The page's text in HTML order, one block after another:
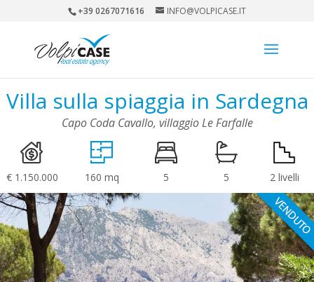
+39 0267071616 INFO@VOLPICASE.IT
Villa sulla spiaggia in Sardegna
Capo Coda Cavallo, villaggio Le Farfalle
€ 1.150.000 160 mq 5 5 2 livelli